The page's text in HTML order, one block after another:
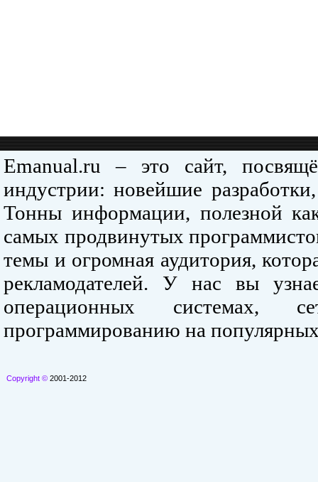
Emanual.ru – это сайт,
индустрии: новейшие
Тонны информации, полезной
самых продвинутых
темы и огромная аудитория,
рекламодателей. У нас вы
операционных системах,
программированию на
Copyright © 2001-2012